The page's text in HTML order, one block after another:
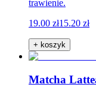
trawienie.
19.00 zł15.20 zł
+ koszyk
Matcha